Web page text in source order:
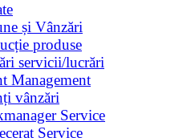
și Vânzări
produse
servicii/lucrări
Management
vânzări
Service
Service